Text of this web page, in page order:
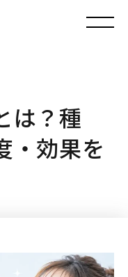
は？種
・効果を